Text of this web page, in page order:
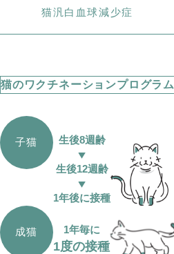
猫汎白血球減少症
猫のワクチネーションプログラム
子猫 生後8週齢
生後12週齢
1年後に接種
成猫 1年毎に
1度の接種